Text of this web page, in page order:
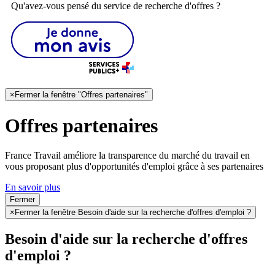
Qu'avez-vous pensé du service de recherche d'offres ?
× Fermer la fenêtre "Offres partenaires"
Offres partenaires
France Travail améliore la transparence du marché du travail en
vous proposant plus d'opportunités d'emploi grâce à ses partenaires
En savoir plus
Fermer
× Fermer la fenêtre Besoin d'aide sur la recherche d'offres d'emploi ?
Besoin d'aide sur la recherche d'offres
d'emploi ?